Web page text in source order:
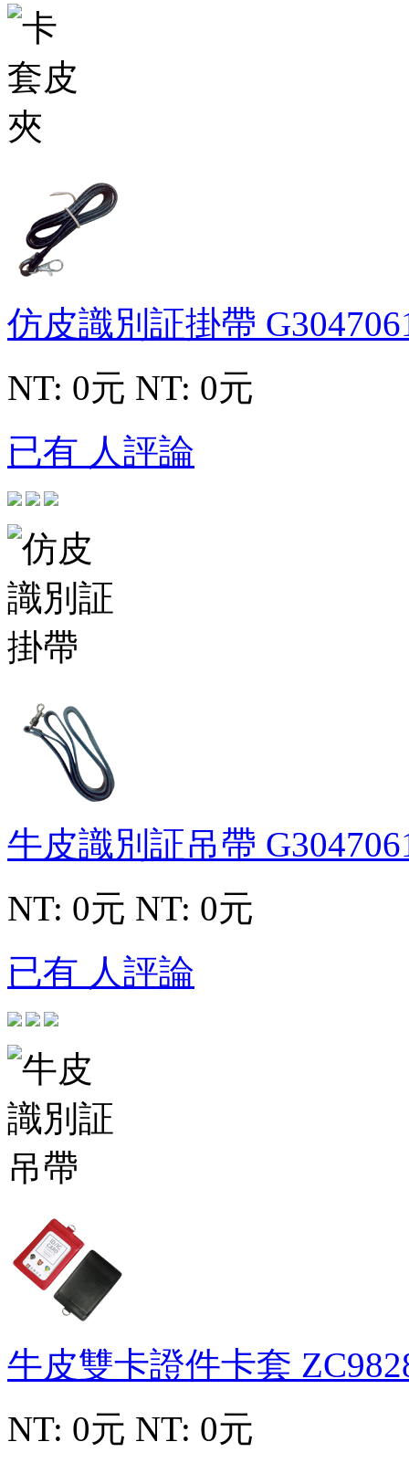
仿皮識別証掛帶
NT: 0元 NT: 0元
已有 人評論
牛皮識別証吊帶
NT: 0元 NT: 0元
已有 人評論
牛皮雙卡證件卡套
NT: 0元 NT: 0元